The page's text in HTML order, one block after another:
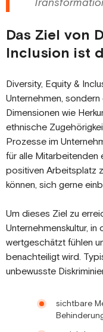
Das Ziel von
Inclusion ist
Diversity, Equity &
Unternehmen,
Dimensionen wie
ethnische
Prozesse im
für alle Mitarbeitenden
positiven Arbeitsplatz
können, sich gerne
Um dieses Ziel zu
Unternehmenskultur,
wertgeschätzt fühlen
benachteiligt wird.
unbewusste
sichtbare